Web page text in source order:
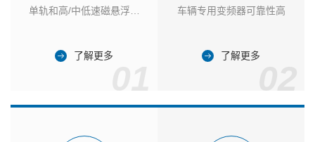
单轨和高/中低速磁悬浮列
了解更多
车辆专用变频器可靠性高
了解更多